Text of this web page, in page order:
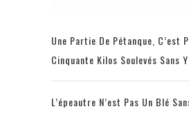
Une Partie De Pétanque, C’est
Cinquante Kilos Soulevés Sans
L’épeautre N’est Pas Un Blé